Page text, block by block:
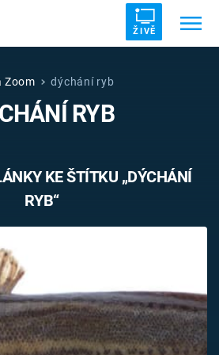
ŽIVĚ
DRUHÁ SVĚTOVÁ VÁLKA
Zoom dýchání ryb
RYB
KE ŠTÍTKU „DÝCHÁNÍ
RYB“